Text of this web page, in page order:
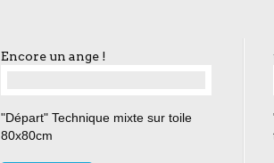
Encore un ange !
"Départ" Technique mixte sur toile
80x80cm